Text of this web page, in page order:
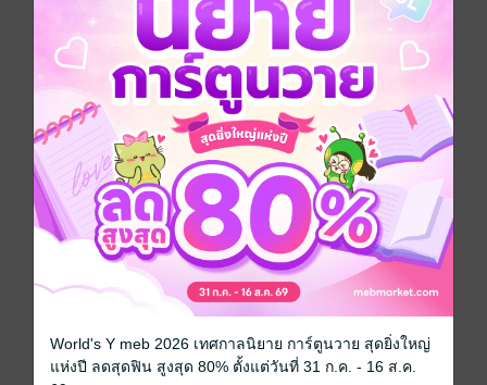
ตะลุยโจทย์ เร่งฟิต พิชิตสอบ กับแนวข้อสอบที่ตรงและใกล้
เคียงกับข้อสอบจริงมากที่สุด ในรูปแบบ Mini Test ซึ่งจะ
ช่วยให้น้องๆ เตรียมตัวสอบได้ครบทุกส่วนของข้อสอบ
ภายในระยะเวลาอันสั้น แนวข้อสอบทั้ง 8 ชุดนำเสนอ
เนื้อหาที่หลากหลาย ท้าท้ายความรู้ความสามารถ และ
ความคิดของน้องๆ อีกทั้งครอบคลุมและตรงตาม
วัตถุประสงค์ที่แท้จริงของข้อสอบ 7 วิชาสามัญภาษา
อังกฤษ ซึ่งประกอบเนื้อหาหลัก 3 ตอน 1 Listening &
Speaking ตอน 2 Reading และตอน 3 Writing เหมาะ
สำหรับนักเรียนชั้นมัธยมศึกษาตอนปลาย ที่กำลังเตรียมตัว
สอบเข้ามหาวิทยาลัย
ภาษาอังกฤษ เตรียมสอบ / ข้อสอบ
เตรียมสอบ admission
World's Y meb 2026 เทศกาลนิยาย การ์ตูนวาย สุดยิ่งใหญ่
แห่งปี ลดสุดฟิน สูงสุด 80% ตั้งแต่วันที่ 31 ก.ค. - 16 ส.ค.